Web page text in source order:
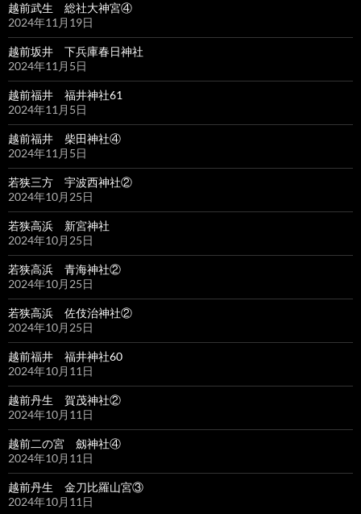
越前武生 総社大神宮④
2024年11月19日
越前坂井 下兵庫春日神社
2024年11月5日
越前福井 福井神社61
2024年11月5日
越前福井 柴田神社④
2024年11月5日
若狭三方 宇波西神社②
2024年10月25日
若狭高浜 新宮神社
2024年10月25日
若狭高浜 青海神社②
2024年10月25日
若狭高浜 佐伎治神社②
2024年10月25日
越前福井 福井神社60
2024年10月11日
越前丹生 賀茂神社②
2024年10月11日
越前二の宮 劔神社④
2024年10月11日
越前丹生 金刀比羅山宮③
2024年10月11日